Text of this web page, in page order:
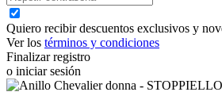
Quiero recibir descuentos exclusivos y
Ver los términos y condiciones
Finalizar registro
o iniciar sesión